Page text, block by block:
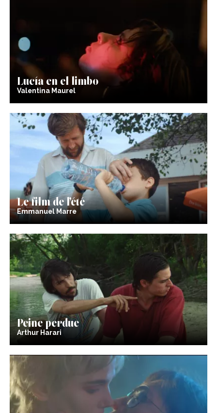
Lucía en el limbo
Valentina Maurel
Le film de l’été
Emmanuel Marre
Peine perdue
Arthur Harari